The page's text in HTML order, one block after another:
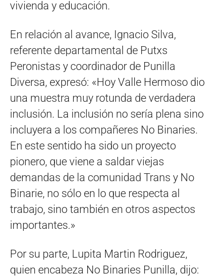
vivienda y educación.
En relación al avance, Ignacio Silva,
referente departamental de Putxs
Peronistas y coordinador de Punilla
Diversa, expresó: «Hoy Valle Hermoso dio
una muestra muy rotunda de verdadera
inclusión. La inclusión no sería plena sino
incluyera a los compañeres No Binaries.
En este sentido ha sido un proyecto
pionero, que viene a saldar viejas
demandas de la comunidad Trans y No
Binarie, no sólo en lo que respecta al
trabajo, sino también en otros aspectos
importantes.»
Por su parte, Lupita Martin Rodriguez,
quien encabeza No Binaries Punilla, dijo: